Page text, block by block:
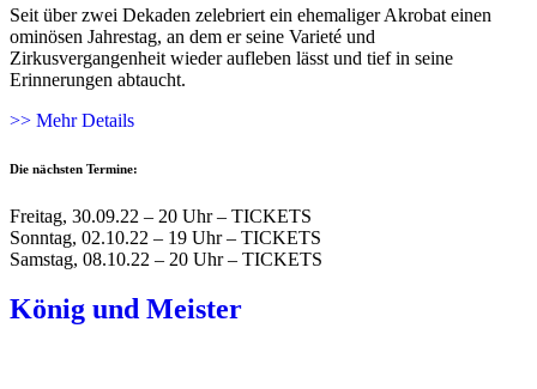
Seit über zwei Dekaden zelebriert ein ehemaliger Akrobat einen
ominösen Jahrestag, an dem er seine Varieté und
Zirkusvergangenheit wieder aufleben lässt und tief in seine
Erinnerungen abtaucht.
>> Mehr Details
Die nächsten Termine:
Freitag, 30.09.22 – 20 Uhr – TICKETS
Sonntag, 02.10.22 – 19 Uhr – TICKETS
Samstag, 08.10.22 – 20 Uhr – TICKETS
König und Meister